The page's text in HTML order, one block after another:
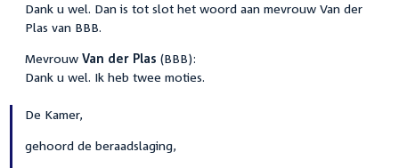
Dank u wel. Dan is tot slot het woord aan mevrouw Van der
Plas van BBB.
Mevrouw Van der Plas (BBB):
Dank u wel. Ik heb twee moties.
De Kamer,
gehoord de beraadslaging,